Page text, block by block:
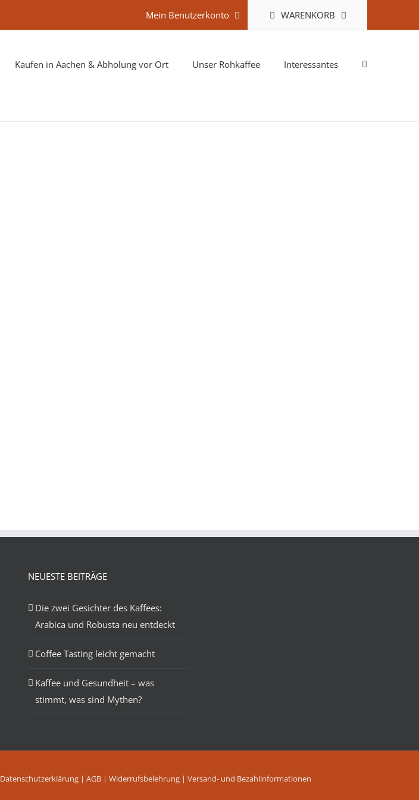
Mein Benutzerkonto WARENKORB
Kaufen in Aachen & Abholung vor Ort Unser Rohkaffee Interessantes
NEUESTE BEITRÄGE
Die zwei Gesichter des Kaffees:
Arabica und Robusta neu entdeckt
Coffee Tasting leicht gemacht
Kaffee und Gesundheit – was
stimmt, was sind Mythen?
Datenschutzerklärung| AGB| Widerrufsbelehrung| Versand- und Bezahlinformationen